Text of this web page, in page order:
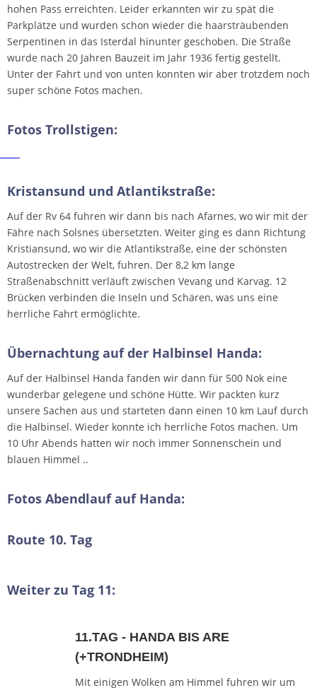
hohen Pass erreichten. Leider erkannten wir zu spät die
Parkplätze und wurden schon wieder die haarsträubenden
Serpentinen in das Isterdal hinunter geschoben. Die Straße
wurde nach 20 Jahren Bauzeit im Jahr 1936 fertig gestellt.
Unter der Fahrt und von unten konnten wir aber trotzdem noch
super schöne Fotos machen.
Fotos Trollstigen:
Kristansund und Atlantikstraße:
Auf der Rv 64 fuhren wir dann bis nach Afarnes, wo wir mit der
Fähre nach Solsnes übersetzten. Weiter ging es dann Richtung
Kristiansund, wo wir die Atlantikstraße, eine der schönsten
Autostrecken der Welt, fuhren. Der 8,2 km lange
Straßenabschnitt verläuft zwischen Vevang und Karvag. 12
Brücken verbinden die Inseln und Schären, was uns eine
herrliche Fahrt ermöglichte.
Übernachtung auf der Halbinsel Handa:
Auf der Halbinsel Handa fanden wir dann für 500 Nok eine
wunderbar gelegene und schöne Hütte. Wir packten kurz
unsere Sachen aus und starteten dann einen 10 km Lauf durch
die Halbinsel. Wieder konnte ich herrliche Fotos machen. Um
10 Uhr Abends hatten wir noch immer Sonnenschein und
blauen Himmel ..
Fotos Abendlauf auf Handa:
Route 10. Tag
Weiter zu Tag 11:
11.TAG - HANDA BIS ARE
(+TRONDHEIM)
Mit einigen Wolken am Himmel fuhren wir um